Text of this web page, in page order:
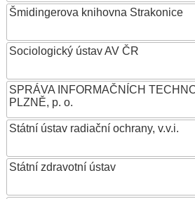
Šmidingerova knihovna Strakonice
Sociologický ústav AV ČR
SPRÁVA INFORMAČNÍCH
PLZNĚ, p. o.
Státní ústav radiační ochrany, v.v.i.
Státní zdravotní ústav